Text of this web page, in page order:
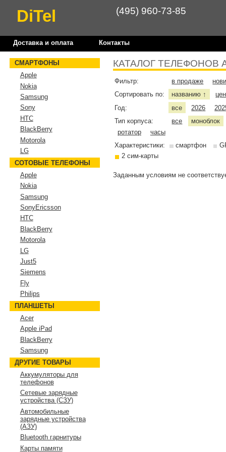
DiTel (495) 960-73-85
Доставка и оплата Контакты
КАТАЛОГ ТЕЛЕФОНОВ
Фильтр: в продаже
Сортировать по:
названию ↑
Год:
все 2026
Тип корпуса:
все
моноблок
ротатор
часы
Характеристики:
смартфон
2 сим-карты
Заданным условиям не
СМАРТФОНЫ
Apple
Nokia
Samsung
Sony
HTC
BlackBerry
Motorola
LG
СОТОВЫЕ ТЕЛЕФОНЫ
Apple
Nokia
Samsung
SonyEricsson
HTC
BlackBerry
Motorola
LG
Just5
Siemens
Fly
Philips
ПЛАНШЕТЫ
Acer
Apple iPad
BlackBerry
Samsung
ДРУГИЕ ТОВАРЫ
Аккумуляторы для
телефонов
Сетевые зарядные
устройства (СЗУ)
Автомобильные
зарядные устройства
(АЗУ)
Bluetooth гарнитуры
Карты памяти